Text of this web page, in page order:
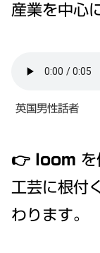
産業を中心
英国男性話者
👉 loom を
工芸に根付
わります。